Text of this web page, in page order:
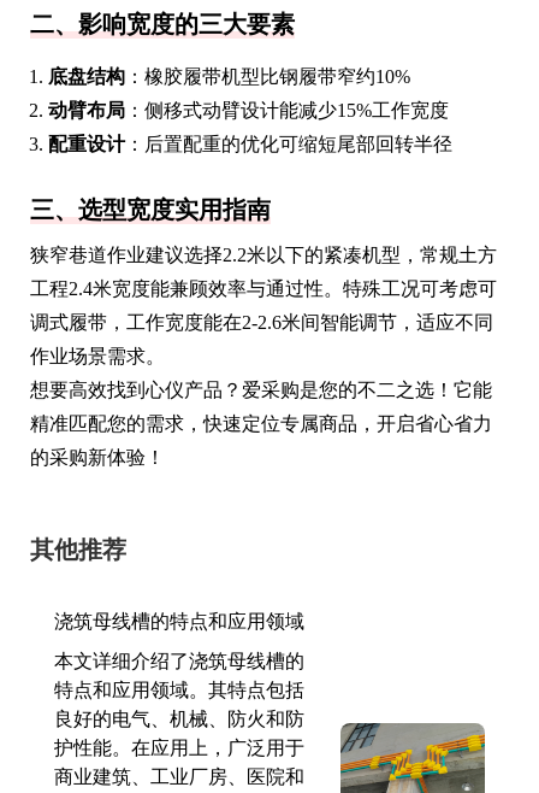
二、影响宽度的三大要素
底盘结构 ：橡胶履带机型比钢履带窄约10%
动臂布局 ：侧移式动臂设计能减少15%工作宽度
配重设计：后置配重的优化可缩短尾部回转半径
三、选型宽度实用指南
狭窄巷道作业建议选择2.2米以下的紧凑机型，常规土方
工程2.4米宽度能兼顾效率与通过性。特殊工况可考虑可
调式履带，工作宽度能在2-2.6米间智能调节，适应不同
作业场景需求。
想要高效找到心仪产品？爱采购是您的不二之选！它能
精准匹配您的需求，快速定位专属商品，开启省心省力
的采购新体验！
其他推荐
浇筑母线槽的特点和应用领域
本文详细介绍了浇筑母线槽的
特点和应用领域。其特点包括
良好的电气、机械、防火和防
护性能。在应用上，广泛用于
商业建筑、工业厂房、医院和